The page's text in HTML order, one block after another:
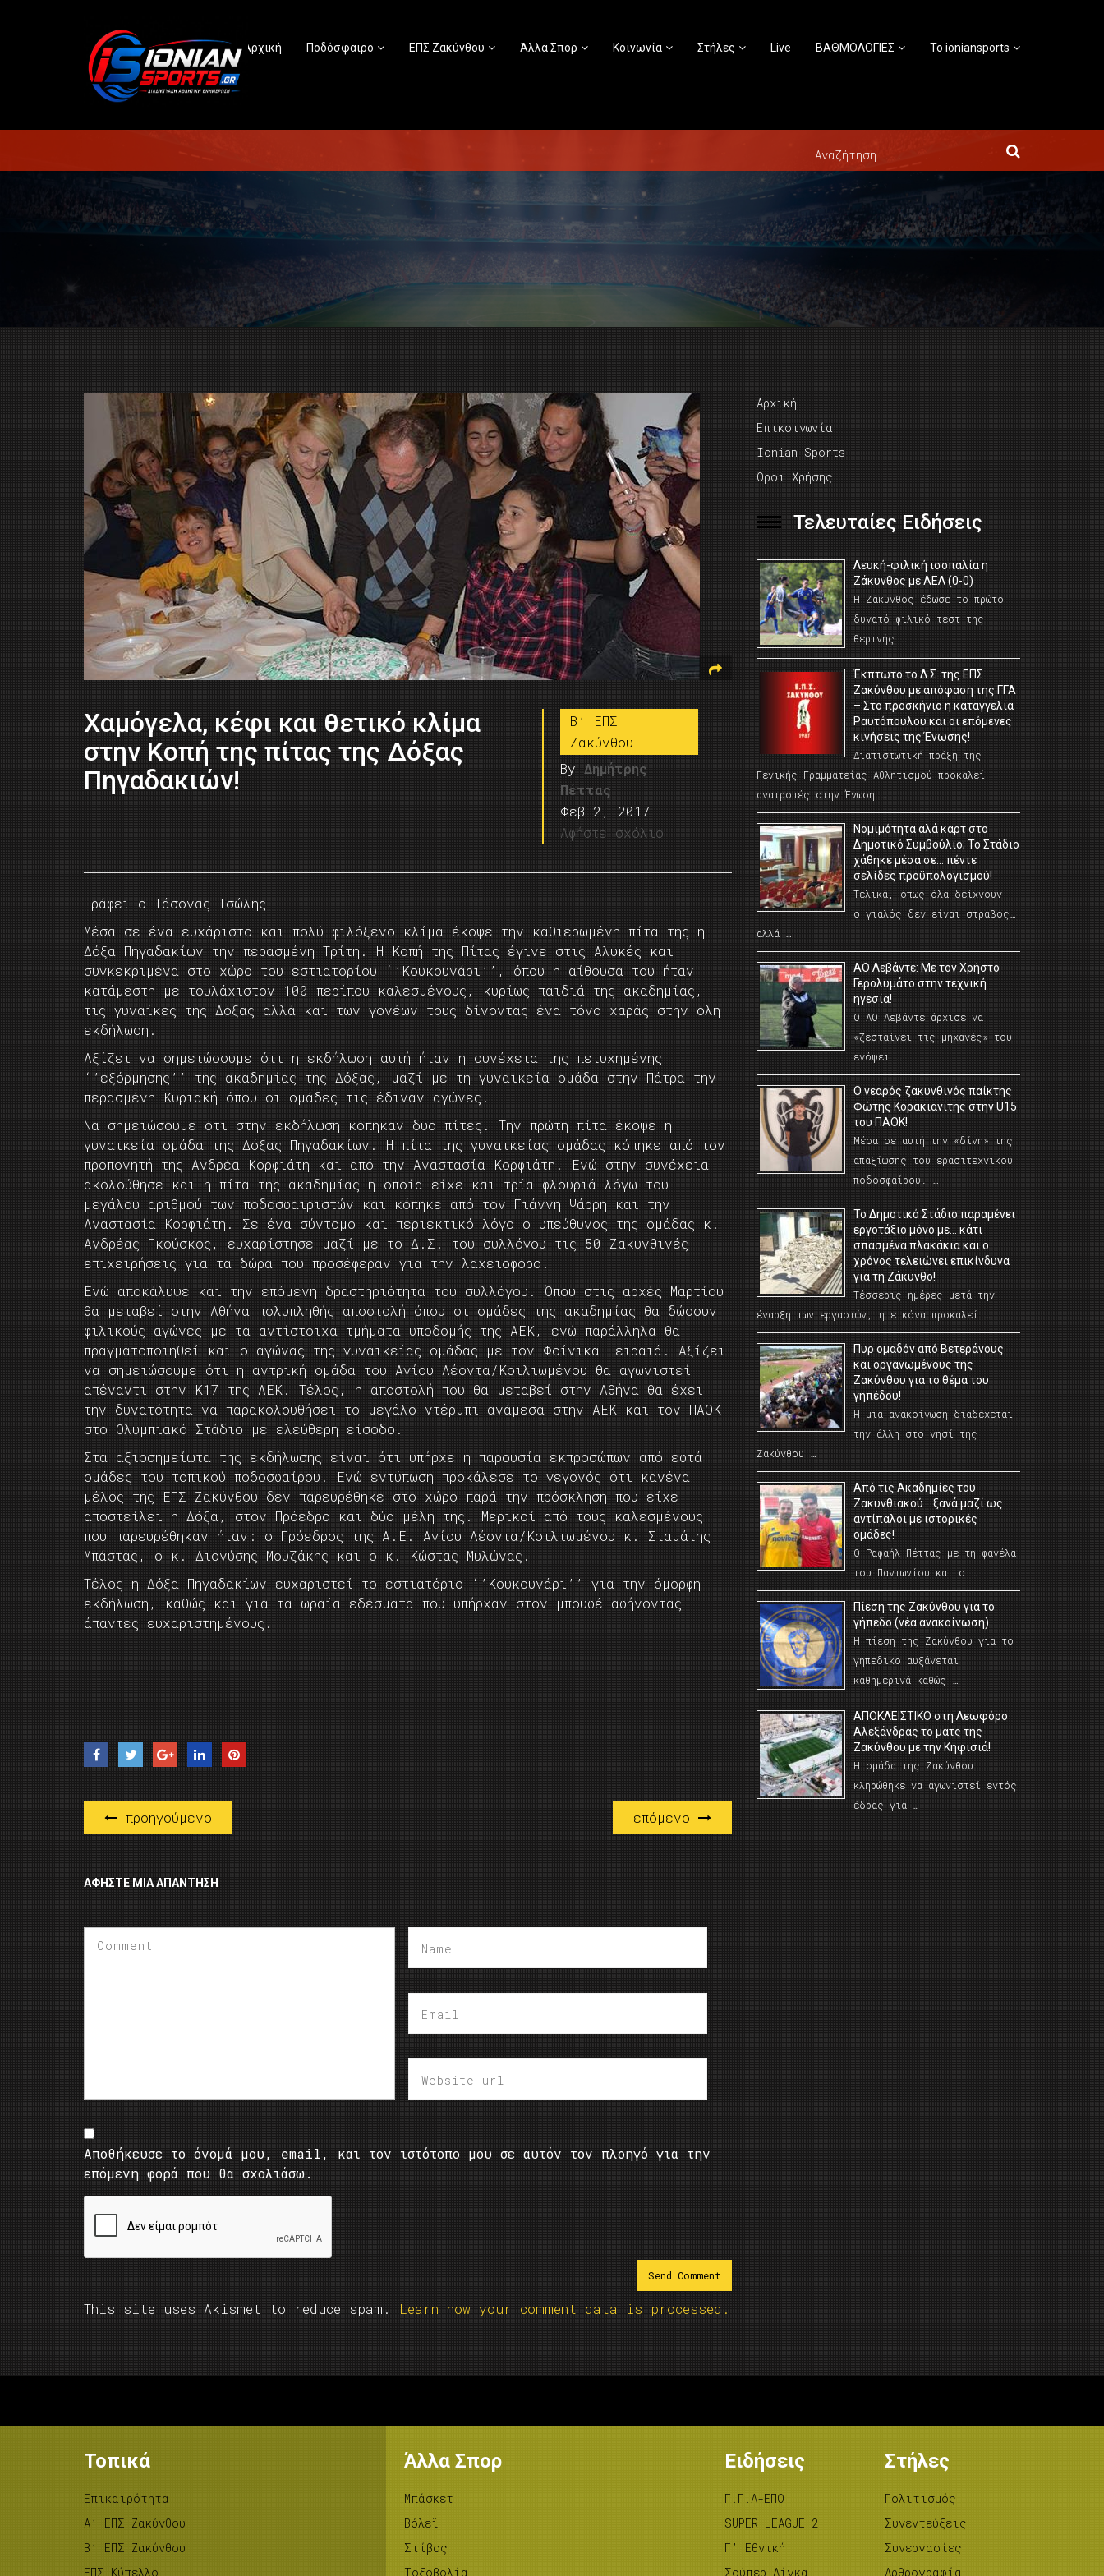
Αρχική Ποδόσφαιρο ΕΠΣ Ζακύνθου Άλλα Σπορ Κοινωνία Στήλες Live ΒΑΘΜΟΛΟΓΙΕΣ Το ioniansports
Χαμόγελα, κέφι και θετικό κλίμα
στην Κοπή της πίτας της Δόξας
Πηγαδακιών!
B’ ΕΠΣ
Ζακύνθου
By Δημήτρης
Πέττας
Φεβ 2, 2017
Αφήστε σχόλιο
Γράφει ο Ιάσονας Τσώλης
Μέσα σε ένα ευχάριστο και πολύ φιλόξενο κλίμα έκοψε την καθιερωμένη πίτα της η
Δόξα Πηγαδακίων την περασμένη Τρίτη. Η Κοπή της Πίτας έγινε στις Αλυκές και
συγκεκριμένα στο χώρο του εστιατορίου ‘’Κουκουνάρι’’, όπου η αίθουσα του ήταν
κατάμεστη με τουλάχιστον 100 περίπου καλεσμένους, κυρίως παιδιά της ακαδημίας,
τις γυναίκες της Δόξας αλλά και των γονέων τους δίνοντας ένα τόνο χαράς στην όλη
εκδήλωση.
Αξίζει να σημειώσουμε ότι η εκδήλωση αυτή ήταν η συνέχεια της πετυχημένης
‘’εξόρμησης’’ της ακαδημίας της Δόξας, μαζί με τη γυναικεία ομάδα στην Πάτρα την
περασμένη Κυριακή όπου οι ομάδες τις έδιναν αγώνες.
Να σημειώσουμε ότι στην εκδήλωση κόπηκαν δυο πίτες. Την πρώτη πίτα έκοψε η
γυναικεία ομάδα της Δόξας Πηγαδακίων. Η πίτα της γυναικείας ομάδας κόπηκε από τον
προπονητή της Ανδρέα Κορφιάτη και από την Αναστασία Κορφιάτη. Ενώ στην συνέχεια
ακολούθησε και η πίτα της ακαδημίας η οποία είχε και τρία φλουριά λόγω του
μεγάλου αριθμού των ποδοσφαιριστών και κόπηκε από τον Γιάννη Ψάρρη και την
Αναστασία Κορφιάτη. Σε ένα σύντομο και περιεκτικό λόγο ο υπεύθυνος της ομάδας κ.
Ανδρέας Γκούσκος, ευχαρίστησε μαζί με το Δ.Σ. του συλλόγου τις 50 Ζακυνθινές
επιχειρήσεις για τα δώρα που προσέφεραν για την λαχειοφόρο.
Ενώ αποκάλυψε και την επόμενη δραστηριότητα του συλλόγου. Όπου στις αρχές Μαρτίου
θα μεταβεί στην Αθήνα πολυπληθής αποστολή όπου οι ομάδες της ακαδημίας θα δώσουν
φιλικούς αγώνες με τα αντίστοιχα τμήματα υποδομής της ΑΕΚ, ενώ παράλληλα θα
πραγματοποιηθεί και ο αγώνας της γυναικείας ομάδας με τον Φοίνικα Πειραιά. Αξίζει
να σημειώσουμε ότι η αντρική ομάδα του Αγίου Λέοντα/Κοιλιωμένου θα αγωνιστεί
απέναντι στην Κ17 της ΑΕΚ. Τέλος, η αποστολή που θα μεταβεί στην Αθήνα θα έχει
την δυνατότητα να παρακολουθήσει το μεγάλο ντέρμπι ανάμεσα στην ΑΕΚ και τον ΠΑΟΚ
στο Ολυμπιακό Στάδιο με ελεύθερη είσοδο.
Στα αξιοσημείωτα της εκδήλωσης είναι ότι υπήρχε η παρουσία εκπροσώπων από εφτά
ομάδες του τοπικού ποδοσφαίρου. Ενώ εντύπωση προκάλεσε το γεγονός ότι κανένα
μέλος της ΕΠΣ Ζακύνθου δεν παρευρέθηκε στο χώρο παρά την πρόσκληση που είχε
αποστείλει η Δόξα, στον Πρόεδρο και δύο μέλη της. Μερικοί από τους καλεσμένους
που παρευρέθηκαν ήταν: ο Πρόεδρος της Α.Ε. Αγίου Λέοντα/Κοιλιωμένου κ. Σταμάτης
Μπάστας, ο κ. Διονύσης Μουζάκης και ο κ. Κώστας Μυλώνας.
Τέλος η Δόξα Πηγαδακίων ευχαριστεί το εστιατόριο ‘’Κουκουνάρι’’ για την όμορφη
εκδήλωση, καθώς και για τα ωραία εδέσματα που υπήρχαν στον μπουφέ αφήνοντας
άπαντες ευχαριστημένους.
προηγούμενο επόμενο
ΑΦΉΣΤΕ ΜΙΑ ΑΠΆΝΤΗΣΗ
Αποθήκευσε το όνομά μου, email, και τον ιστότοπο μου σε αυτόν τον πλοηγό για την
επόμενη φορά που θα σχολιάσω.
This site uses Akismet to reduce spam. Learn how your comment data is processed.
Αρχική
Επικοινωνία
Ionian Sports
Όροι Χρήσης
Τελευταίες Ειδήσεις
Λευκή-φιλική ισοπαλία η
Ζάκυνθος με ΑΕΛ (0-0)
Η Ζάκυνθος έδωσε το πρώτο
δυνατό φιλικό τεστ της
θερινής …
Έκπτωτο το Δ.Σ. της ΕΠΣ
Ζακύνθου με απόφαση της ΓΓΑ
– Στο προσκήνιο η καταγγελία
Ραυτόπουλου και οι επόμενες
κινήσεις της Ένωσης!
Διαπιστωτική πράξη της
Γενικής Γραμματείας Αθλητισμού προκαλεί
ανατροπές στην Ένωση …
Νομιμότητα αλά καρτ στο
Δημοτικό Συμβούλιο; Το Στάδιο
χάθηκε μέσα σε… πέντε
σελίδες προϋπολογισμού!
Τελικά, όπως όλα δείχνουν,
ο γιαλός δεν είναι στραβός…
αλλά …
ΑΟ Λεβάντε: Με τον Χρήστο
Γερολυμάτο στην τεχνική
ηγεσία!
Ο ΑΟ Λεβάντε άρχισε να
«ζεσταίνει τις μηχανές» του
ενόψει …
O νεαρός ζακυνθινός παίκτης
Φώτης Κορακιανίτης στην U15
του ΠΑΟΚ!
Μέσα σε αυτή την «δίνη» της
απαξίωσης του ερασιτεχνικού
ποδοσφαίρου. …
Το Δημοτικό Στάδιο παραμένει
εργοτάξιο μόνο με… κάτι
σπασμένα πλακάκια και ο
χρόνος τελειώνει επικίνδυνα
για τη Ζάκυνθο!
Τέσσερις ημέρες μετά την
έναρξη των εργασιών, η εικόνα προκαλεί …
Πυρ ομαδόν από Βετεράνους
και οργανωμένους της
Ζακύνθου για το θέμα του
γηπέδου!
Η μια ανακοίνωση διαδέχεται
την άλλη στο νησί της
Ζακύνθου …
Από τις Ακαδημίες του
Ζακυνθιακού… ξανά μαζί ως
αντίπαλοι με ιστορικές
ομάδες!
Ο Ραφαήλ Πέττας με τη φανέλα
του Πανιωνίου και ο …
Πίεση της Ζακύνθου για το
γήπεδο (νέα ανακοίνωση)
Η πίεση της Ζακύνθου για το
γηπεδικο αυξάνεται
καθημερινά καθώς …
AΠΟΚΛΕΙΣΤΙΚΟ στη Λεωφόρο
Αλεξάνδρας το ματς της
Ζακύνθου με την Κηφισιά!
Η ομάδα της Ζακύνθου
κληρώθηκε να αγωνιστεί εντός
έδρας για …
Τοπικά
Επικαιρότητα
A’ ΕΠΣ Ζακύνθου
B’ ΕΠΣ Ζακύνθου
ΕΠΣ Κύπελλο
Άλλα Σπορ
Μπάσκετ
Βόλεϊ
Στίβος
Tοξοβολία
Ειδήσεις
Γ.Γ.Α-ΕΠΟ
SUPER LEAGUE 2
Γ’ Εθνική
Σούπερ Λίγκα
Στήλες
Πολιτισμός
Συνεντεύξεις
Συνεργασίες
Αρθρογραφία